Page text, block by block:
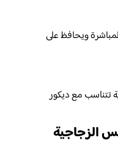
ويحافظ على
تتناسب مع ديكور
الزجاجية